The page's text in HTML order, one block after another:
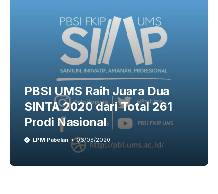
PBSI UMS Raih Juara Dua
SINTA 2020 dari Total 261
Prodi Nasional
LPM Pabelan 06/06/2020